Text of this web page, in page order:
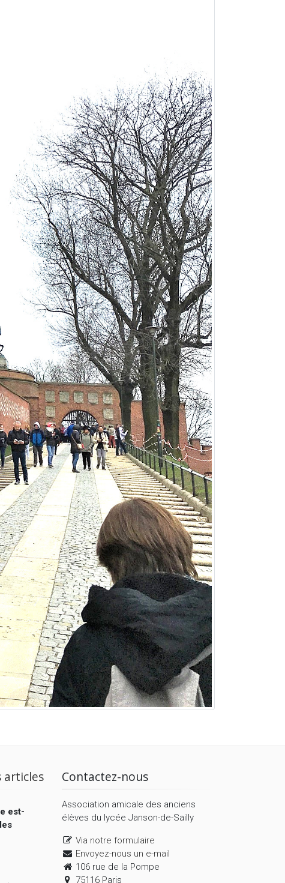
articles
est-
Contactez-nous
Association amicale des anciens
élèves du lycée Janson-de-Sailly
Via notre formulaire
Envoyez-nous un e-mail
106 rue de la Pompe
75116 Paris